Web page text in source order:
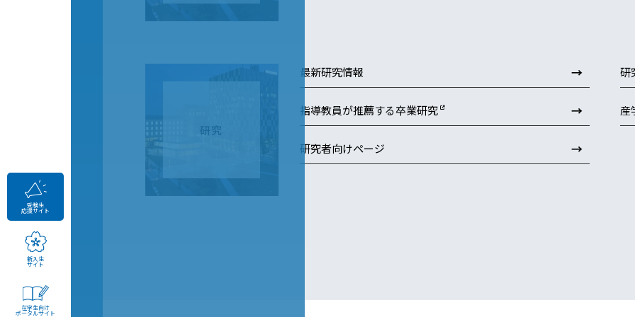
受験生
応援サイト
新入生
サイト
在学生向け
ポータルサイト
研究
最新研究情報 → 研
指導教員が推薦する卒業研究 → 産
研究者向けページ →